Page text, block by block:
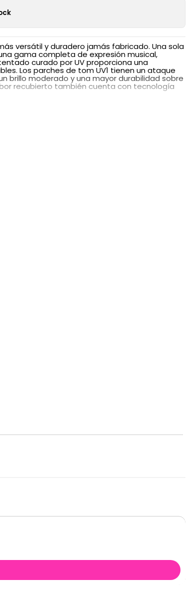
versátil y duradero jamás fabricado. Una sola
gama completa de expresión musical,
curado por UV proporciona una
Los parches de tom UV1 tienen un ataque
brillo moderado y una mayor durabilidad sobre
recubierto también cuenta con tecnología